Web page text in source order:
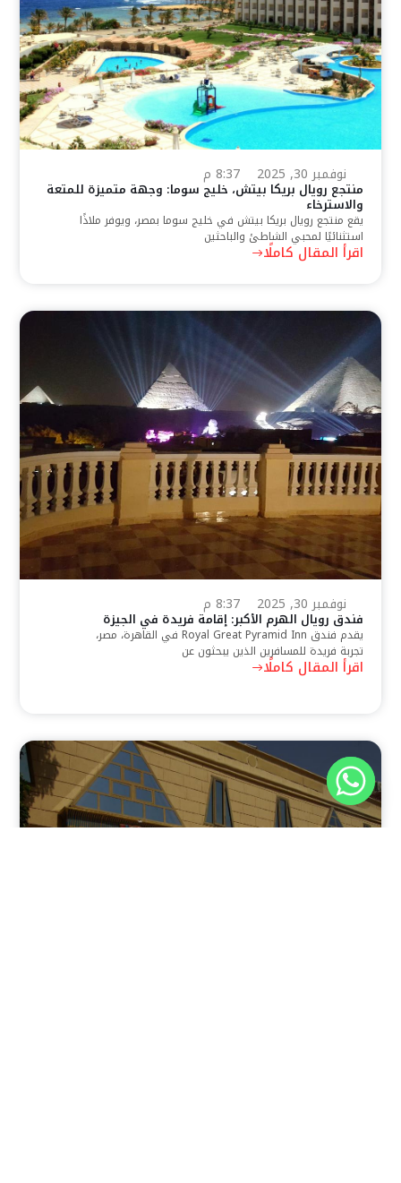
نوفمبر 30, 2025 8:37 م
منتجع رويال بريكا بيتش، خليج سوما: وجهة متميزة للمتعة
والاسترخاء
يقع منتجع رويال بريكا بيتش في خليج سوما بمصر، ويوفر ملاذًا
استثنائيًا لمحبي الشاطئ والباحثين
اقرأ المقال كاملًا
نوفمبر 30, 2025 8:37 م
فندق رويال الهرم الأكبر: إقامة فريدة في الجيزة
يقدم فندق Royal Great Pyramid Inn في القاهرة، مصر،
تجربة فريدة للمسافرين الذين يبحثون عن
اقرأ المقال كاملًا